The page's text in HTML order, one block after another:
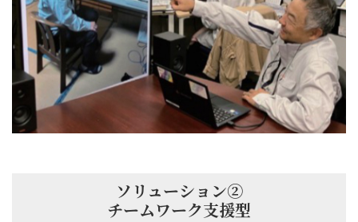
ソリューション②
チームワーク支援型